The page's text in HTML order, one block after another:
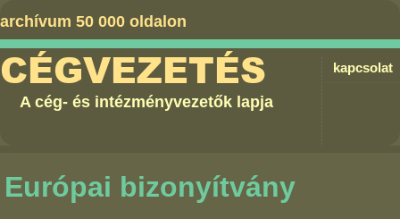
archívum 50 000 oldalon
kapcsolat
CÉGVEZETÉS
A cég- és intézményvezetők lapja
Európai bizonyítvány